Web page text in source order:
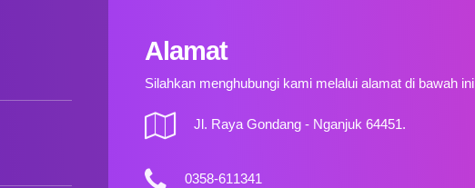
Alamat
Silahkan menghubungi kami melalui alamat di bawah ini
Jl. Raya Gondang - Nganjuk 64451.
0358-611341